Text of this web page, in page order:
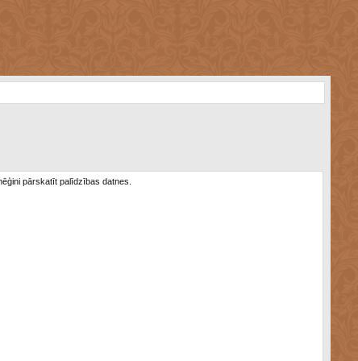
pārskatīt palīdzības datnes.